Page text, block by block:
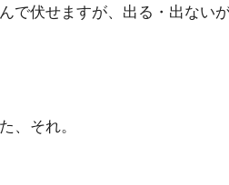
で伏せますが、出る・出ない
、それ。